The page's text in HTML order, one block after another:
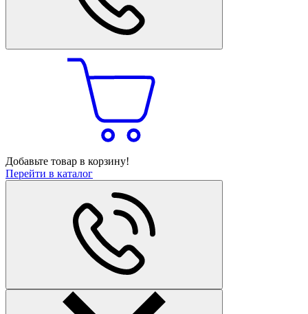
Добавьте товар в корзину!
Перейти в каталог